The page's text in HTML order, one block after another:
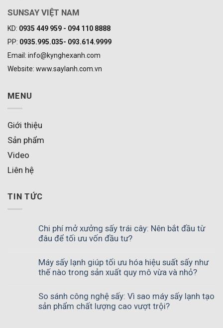
SUNSAY VIỆT NAM
KD: 0935 449 959 - 094 110 8888
PP: 0935.995.035- 093.614.9999
Email: info@kynghexanh.com
Website: www.saylanh.com.vn
MENU
Giới thiệu
Sản phẩm
Video
Liên hệ
TIN TỨC
Chi phí mở xưởng sấy trái cây: Nên bắt đầu từ
đâu để tối ưu vốn đầu tư?
Máy sấy lạnh giúp tối ưu hóa hiệu suất sấy như
thế nào trong sản xuất quy mô vừa và nhỏ?
So sánh công nghệ sấy: Vì sao máy sấy lạnh tạo
sản phẩm chất lượng cao vượt trội?